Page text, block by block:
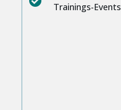
Trainings-Events